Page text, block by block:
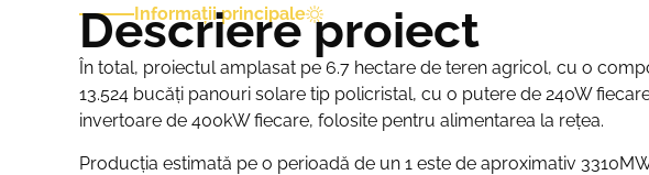
Informații principale
Descriere proiect
În total, proiectul amplasat pe 6.7 hectare de teren agricol, cu o
13.524 bucăți panouri solare tip policristal, cu o putere de 240W
invertoare de 400kW fiecare, folosite pentru alimentarea la rețea.
Producția estimată pe o perioadă de un 1 este de aproximativ